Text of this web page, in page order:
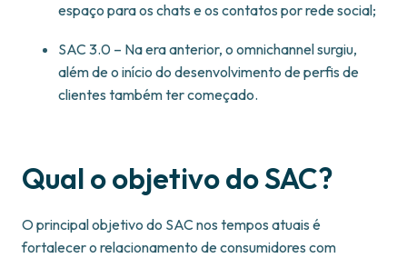
espaço para os chats e os contatos por rede social;
SAC 3.0 – Na era anterior, o omnichannel surgiu,
além de o início do desenvolvimento de perfis de
clientes também ter começado.
Qual o objetivo do SAC?
O principal objetivo do SAC nos tempos atuais é
fortalecer o relacionamento de consumidores com